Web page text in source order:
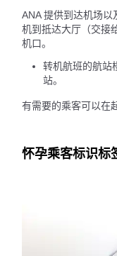
ANA 提供到达机场
机到抵达大厅（交接
机口。
转机航班的航站
站。
有需要的乘客可以在
怀孕乘客标识标